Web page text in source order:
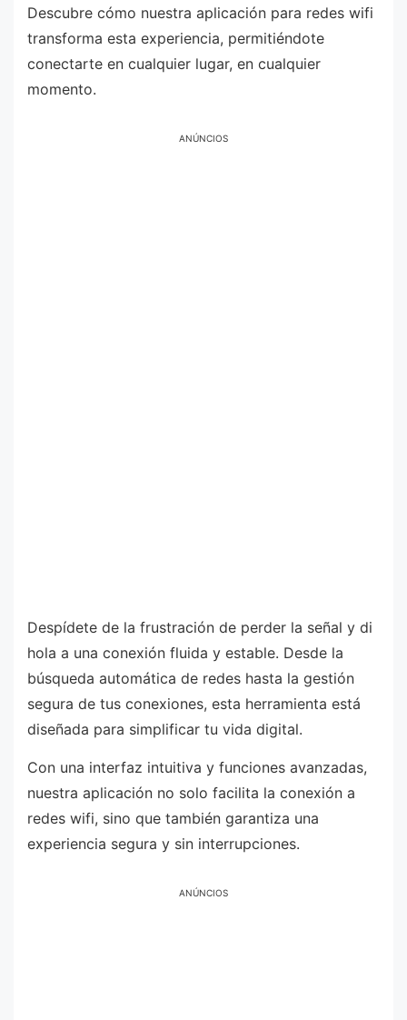
Descubre cómo nuestra aplicación para redes wifi
transforma esta experiencia, permitiéndote
conectarte en cualquier lugar, en cualquier
momento.
ANÚNCIOS
Despídete de la frustración de perder la señal y di
hola a una conexión fluida y estable. Desde la
búsqueda automática de redes hasta la gestión
segura de tus conexiones, esta herramienta está
diseñada para simplificar tu vida digital.
Con una interfaz intuitiva y funciones avanzadas,
nuestra aplicación no solo facilita la conexión a
redes wifi, sino que también garantiza una
experiencia segura y sin interrupciones.
ANÚNCIOS